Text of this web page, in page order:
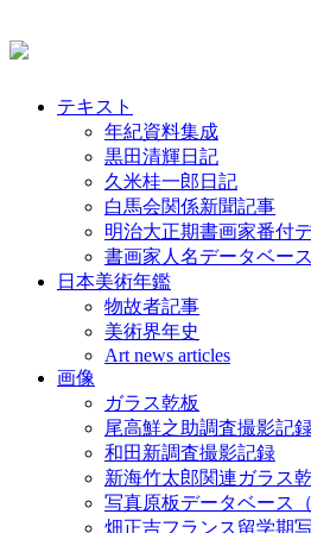
テキスト
年紀資料集成
黒田清輝日記
久米桂一郎日記
白馬会関係新聞記事
明治大正期書画家番付
書画家人名データベー
日本美術年鑑
物故者記事
美術界年史
Art news articles
画像
ガラス乾板
尾高鮮之助調査撮影記
和田新調査撮影記録
新海竹太郎関連ガラス
写真原板データベース（
畑正吉フランス留学期